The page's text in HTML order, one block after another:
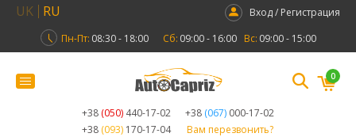
UK RU
Вход / Регистрация
Пн-Пт: 08:30 - 18:00 Сб: 09:00 - 16:00 Вс: 09:00 - 15:00
+38 (050) 440-17-02 +38 (067) 000-17-02
+38 (093) 170-17-04 Вам перезвонить?
0